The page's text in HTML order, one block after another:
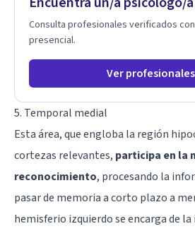
sobre tu vida diaria.
Consulta profesionales verificados
presencial.
Ver profesionales
5. Temporal medial
Esta área, que engloba la región
cortezas relevantes, participa en la
reconocimiento, procesando la
pasar de memoria a corto plazo a
hemisferio izquierdo se encarga de